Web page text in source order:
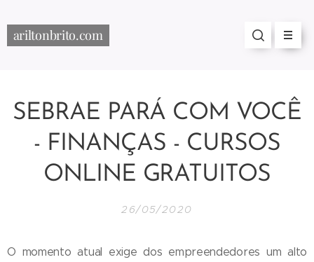
ariltonbrito.com
SEBRAE PARÁ COM VOCÊ
- FINANÇAS - CURSOS
ONLINE GRATUITOS
26/05/2020
O momento atual exige dos empreendedores um alto